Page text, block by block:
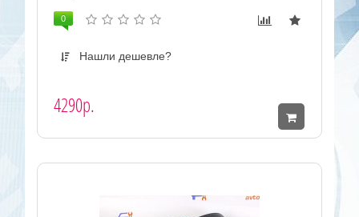
0
Нашли дешевле?
4290р.